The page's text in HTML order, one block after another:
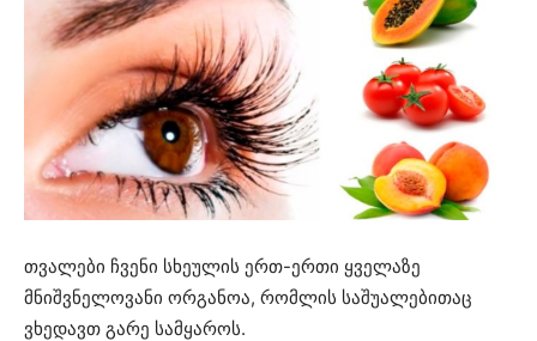
თვალები ჩვენი სხეულის ერთ-ერთი ყველაზე
მნიშვნელოვანი ორგანოა, რომლის საშუალებითაც
ვხედავთ გარე სამყაროს.